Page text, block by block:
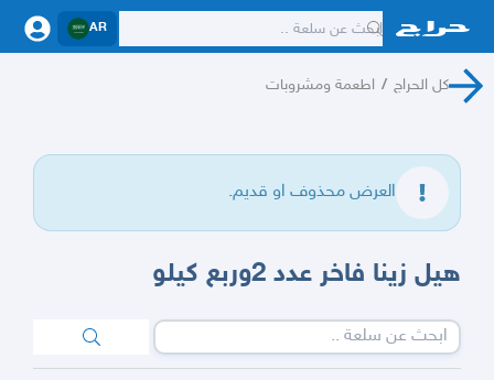
AR
كل الحراج / اطعمة ومشروبات
العرض محذوف او قديم.
هيل زينا فاخر عدد 2وربع كيلو